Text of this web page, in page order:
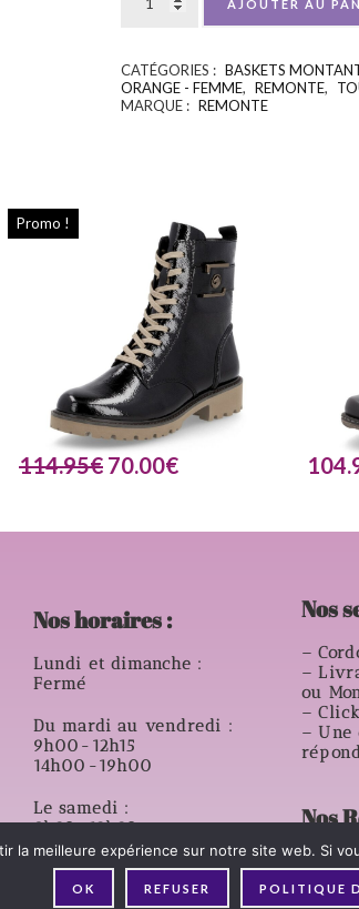
AJOUTER AU
CATÉGORIES : BASKETS
ORANGE - FEMME, REMONTE,
MARQUE : REMONTE
Promo !
114.95€ 70.00€
Nos horaires :
Lundi et dimanche :
Fermé
Du mardi au vendredi :
9h00-12h15
14h00-19h00
Le samedi :
8h30-12h30
14h00- 18h00
Nos
–
–
ou
–
– Une
Nos
la meilleure expérience sur notre site web. Si
OK REFUSER POLITIQUE